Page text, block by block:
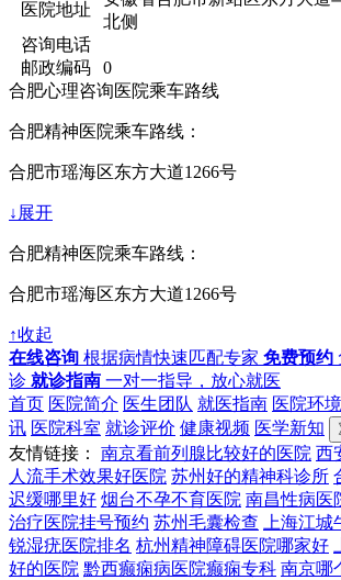
医院地址
北侧
咨询电话
邮政编码
0
合肥心理咨询医院乘车路线
合肥精神医院乘车路线：
合肥市瑶海区东方大道1266号
↓展开
合肥精神医院乘车路线：
合肥市瑶海区东方大道1266号
↑收起
在线咨询 根据病情快速匹配专家 免费预约
诊 就诊指南 一对一指导，放心就医
首页 医院简介 医生团队 就医指南 医院环境
讯 医院科室 就诊评价 健康视频 医学新知
友情链接： 南京看前列腺比较好的医院 西
人流手术效果好医院 苏州好的精神科诊所
迟缓哪里好 烟台不孕不育医院 南昌性病医
治疗医院挂号预约 苏州毛囊检查 上海江
锐湿疣医院排名 杭州精神障碍医院哪家好
好的医院 黔西癫痫病医院癫痫专科 南京哪